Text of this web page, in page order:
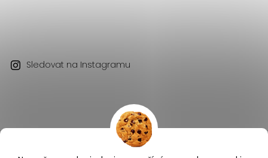
Sledovat na Instagramu